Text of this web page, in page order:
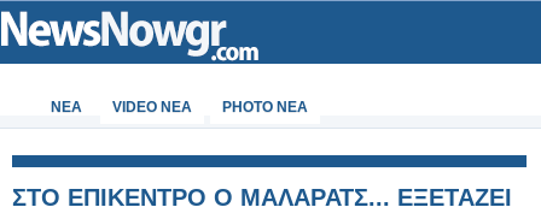
ΝΕΑ VIDEO NEA PHOTO NEA
ΣΤΟ ΕΠΙΚΕΝΤΡΟ Ο ΜΑΛΑΡΑΤΣ... ΕΞΕΤΑΖΕΙ